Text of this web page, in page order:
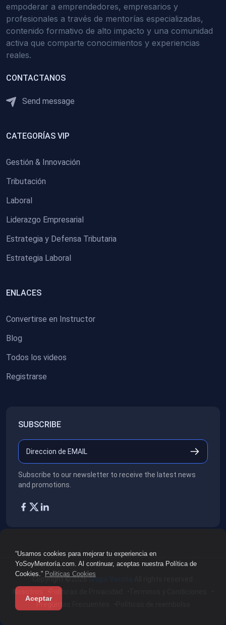
“Usamos cookies para mejorar tu experiencia en
YoSoyMentoría.com. Al continuar, aceptas nuestra Política de
Cookies.” Politicas Cookies
Aceptar
empoderar a emprendedores, empresarios y
profesionales a través de mentorías especializadas,
contenido formativo de alto impacto y una comunidad
activa que comparte conocimientos y experiencias
reales.
CONTACTANOS
Send message
CATEGORÍAS VIP
Gestión & Innovación
Tributación
Laboral
Liderazgo Empresarial
Estrategia y Defensa Tributaria
Estrategia Laboral
ENLACES
Convertirse en Instructor
Blog
Todos los videos
Registrarse
SUBSCRIBE
Subscribe to our newsletter to receive the latest news
and promotions.
Copyright ©2026Grupo Verona
Nosotros
Políticas de Privacidad
Preguntas Frecuentes